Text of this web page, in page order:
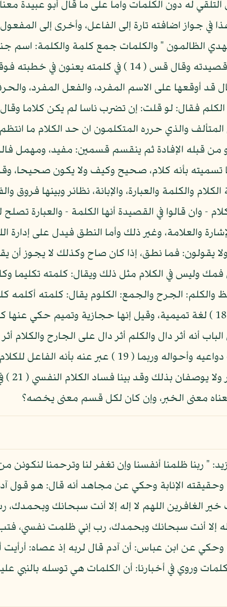
له دون الكلمات واما على ما قال أبو عبيدة
في جواز اضافته تارة إلى الفاعل، وأخرى إلى
مسعود: " لا ينال عهدي الظالمون " والكلمات جمع كلمة والكلمة:
على الكثير والقليل يقولون: قال امرؤ القيس في كلمته يعني في قصيدته وقال قس ( 14 ) في
القليل قال سيبويه: قال قد أوقعها على الاسم المفرد، والفعل المفرد،
فقال: لو قلت: إن تضرب ناسا لم يكن كلاما وقال
) قولا وأوقع الكلام على المتألف والذي حرره المتكلمون ان حد الكلام
قبله الإفادة ثم ينقسم قسمين: مفيد، ومهمل
تسميته بأنه كلام، صحيح وكيف ولا يكون صحيحا،
والكلمة والعبارة، والإبانة، نظائر وبينها فروق
- وان قالوا في القصيدة أنها الكلمة - والعبارة تصلح
والعلامة، وغير ذلك وأما النطق فيدل على إدارة
فما نطق، إذا كان صاح وكذلك لا يجوز أن
والكلم: الجرح والجمع: الكلوم يقال: كلمته أكلمه
كالم، وهو مكلوم وكليمك: الذي يكلمك ويقال: كلمة وكلمة ( 18 ) لغة تميمية، وقيل إنها حجازية
أنه أثر دال والكلم أثر دال على الجارح والكلام
المعنى الذي تحته والمتكلم: من رفع ما سميناه كلاما بحسب دواعيه وأحواله وربما ( 19 ) عبر
المتكلم من
معنى الخبر، وإن كان لكل قسم معنى يخصه؟
" ربنا ظلمنا أنفسنا وإن تغفر لنا وترحمنا لنكونن
وحقيقته الإنابة وحكي عن مجاهد أنه قال: هو قول
الغافرين اللهم لا إله إلا أنت سبحانك
إنك أنت خير ( 23 ) الراحمين اللهم ( 24 ) لا إله إلا أنت سبحانك وبحمدك، رب إني ظلمت
عن ابن عباس: أن آدم قال لربه إذ عصاه: أرأيت
وروي في أخبارنا: أن الكلمات هي توسله بالنبي